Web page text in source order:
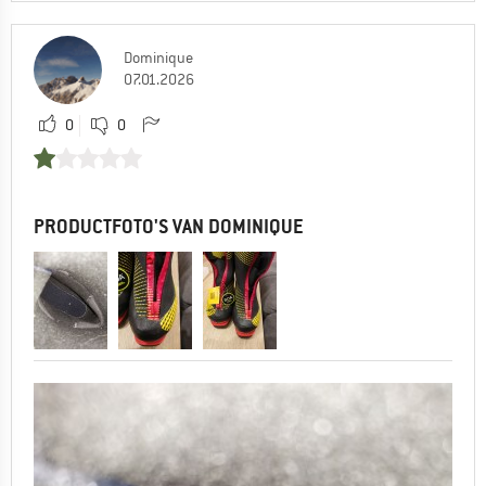
Dominique
07.01.2026
0 0
PRODUCTFOTO'S VAN DOMINIQUE